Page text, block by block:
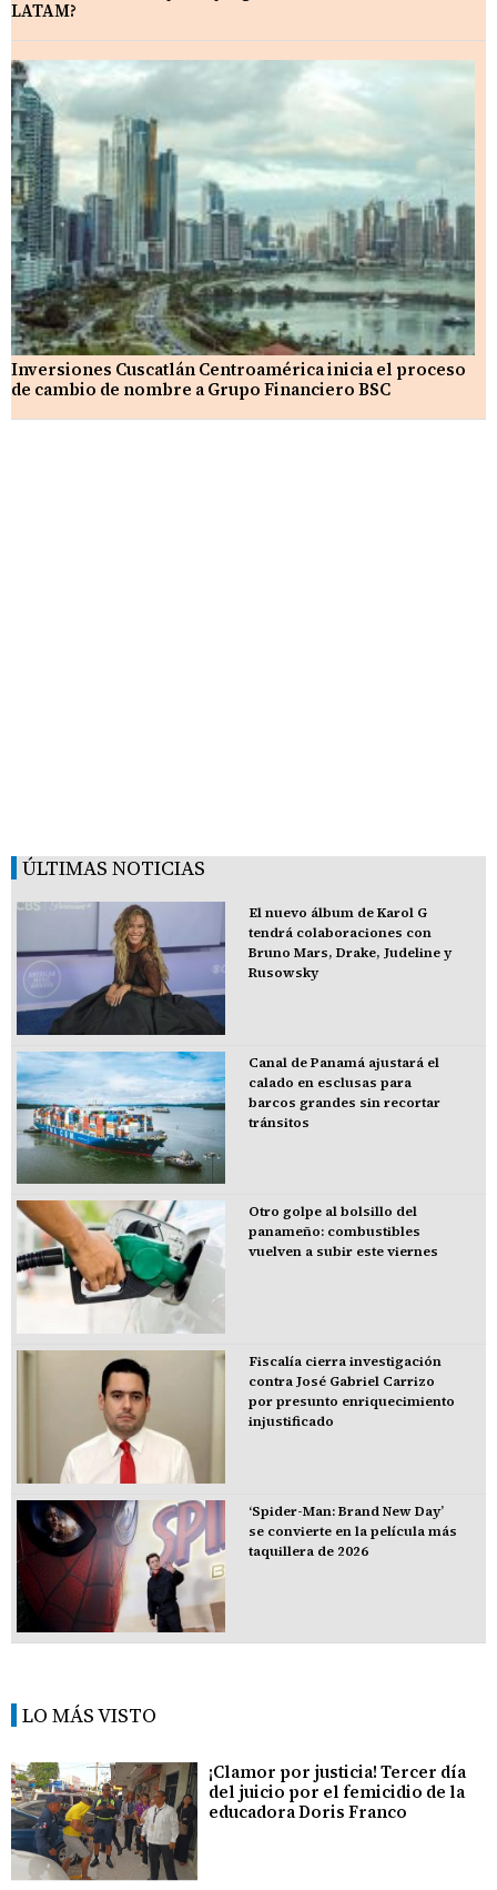
LATAM?
Inversiones Cuscatlán Centroamérica inicia el proceso
de cambio de nombre a Grupo Financiero BSC
ÚLTIMAS NOTICIAS
El nuevo álbum de Karol G
tendrá colaboraciones con
Bruno Mars, Drake, Judeline y
Rusowsky
Canal de Panamá ajustará el
calado en esclusas para
barcos grandes sin recortar
tránsitos
Otro golpe al bolsillo del
panameño: combustibles
vuelven a subir este viernes
Fiscalía cierra investigación
contra José Gabriel Carrizo
por presunto enriquecimiento
injustificado
‘Spider-Man: Brand New Day’
se convierte en la película más
taquillera de 2026
LO MÁS VISTO
¡Clamor por justicia! Tercer día
del juicio por el femicidio de la
educadora Doris Franco